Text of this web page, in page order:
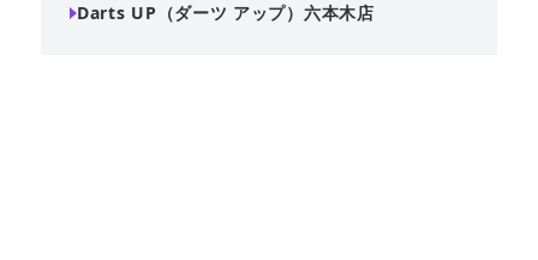
Darts UP（ダーツ アップ）六本木店